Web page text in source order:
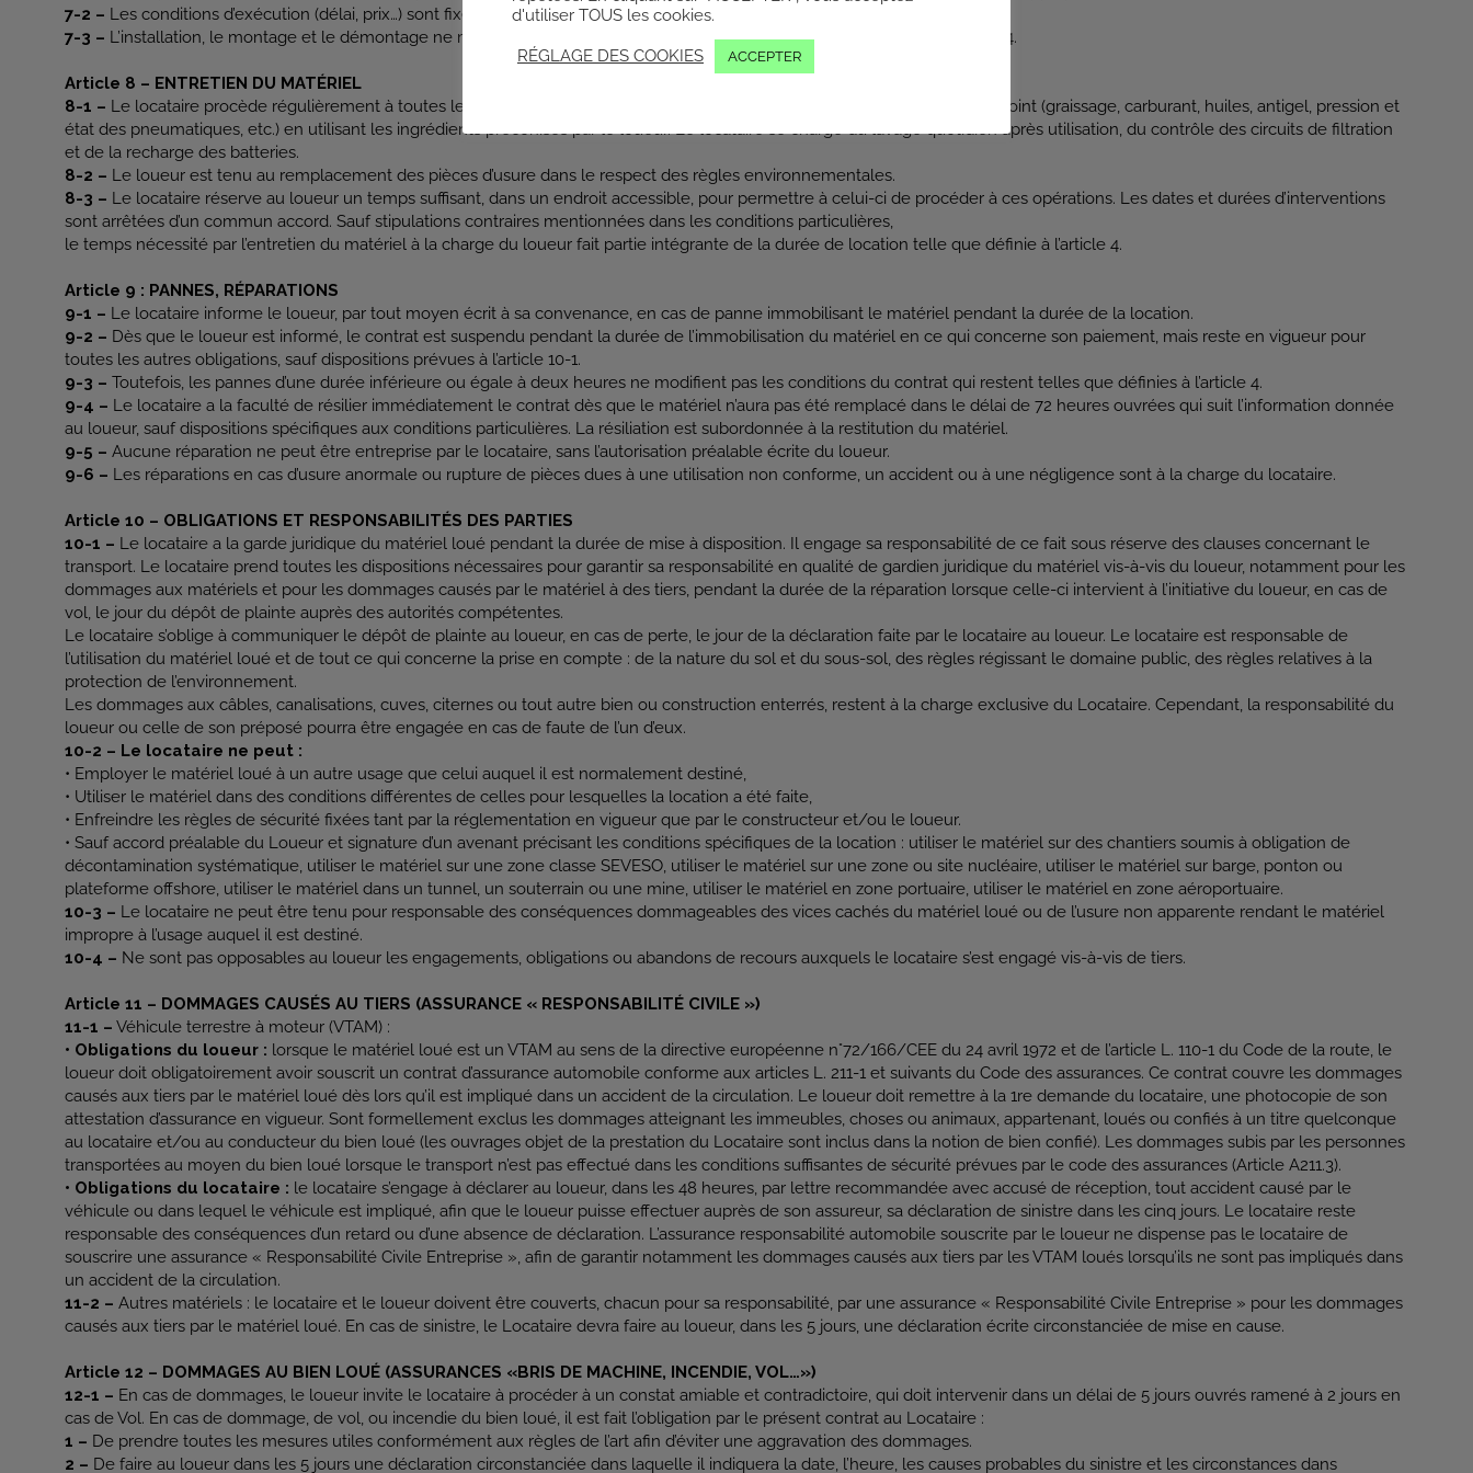
7-2 – Les conditions d’exécution (délai, prix…) sont fixées dans les conditions particulières.
7-3 – L’installation, le montage et le démontage ne modifient pas la durée de la location qui reste telle que définie à l’article 4.
Article 8 – ENTRETIEN DU MATÉRIEL
8-1 – Le locataire procède régulièrement à toutes les opérations courantes d’entretien, de nettoyage, de vérification et d’appoint (graissage, carburant, huiles, antigel, pression et
état des pneumatiques, etc.) en utilisant les ingrédients préconisés par le loueur. Le locataire se charge du lavage quotidien après utilisation, du contrôle des circuits de filtration
et de la recharge des batteries.
8-2 – Le loueur est tenu au remplacement des pièces d’usure dans le respect des règles environnementales.
8-3 – Le locataire réserve au loueur un temps suffisant, dans un endroit accessible, pour permettre à celui-ci de procéder à ces opérations. Les dates et durées d’interventions
sont arrêtées d’un commun accord. Sauf stipulations contraires mentionnées dans les conditions particulières,
le temps nécessité par l’entretien du matériel à la charge du loueur fait partie intégrante de la durée de location telle que définie à l’article 4.
Article 9 : PANNES, RÉPARATIONS
9-1 – Le locataire informe le loueur, par tout moyen écrit à sa convenance, en cas de panne immobilisant le matériel pendant la durée de la location.
9-2 – Dès que le loueur est informé, le contrat est suspendu pendant la durée de l’immobilisation du matériel en ce qui concerne son paiement, mais reste en vigueur pour
toutes les autres obligations, sauf dispositions prévues à l’article 10-1.
9-3 – Toutefois, les pannes d’une durée inférieure ou égale à deux heures ne modifient pas les conditions du contrat qui restent telles que définies à l’article 4.
9-4 – Le locataire a la faculté de résilier immédiatement le contrat dès que le matériel n’aura pas été remplacé dans le délai de 72 heures ouvrées qui suit l’information donnée
au loueur, sauf dispositions spécifiques aux conditions particulières. La résiliation est subordonnée à la restitution du matériel.
9-5 – Aucune réparation ne peut être entreprise par le locataire, sans l’autorisation préalable écrite du loueur.
9-6 – Les réparations en cas d’usure anormale ou rupture de pièces dues à une utilisation non conforme, un accident ou à une négligence sont à la charge du locataire.
Article 10 – OBLIGATIONS ET RESPONSABILITÉS DES PARTIES
10-1 – Le locataire a la garde juridique du matériel loué pendant la durée de mise à disposition. Il engage sa responsabilité de ce fait sous réserve des clauses concernant le
transport. Le locataire prend toutes les dispositions nécessaires pour garantir sa responsabilité en qualité de gardien juridique du matériel vis-à-vis du loueur, notamment pour les
dommages aux matériels et pour les dommages causés par le matériel à des tiers, pendant la durée de la réparation lorsque celle-ci intervient à l’initiative du loueur, en cas de
vol, le jour du dépôt de plainte auprès des autorités compétentes.
Le locataire s’oblige à communiquer le dépôt de plainte au loueur, en cas de perte, le jour de la déclaration faite par le locataire au loueur. Le locataire est responsable de
l’utilisation du matériel loué et de tout ce qui concerne la prise en compte : de la nature du sol et du sous-sol, des règles régissant le domaine public, des règles relatives à la
protection de l’environnement.
Les dommages aux câbles, canalisations, cuves, citernes ou tout autre bien ou construction enterrés, restent à la charge exclusive du Locataire. Cependant, la responsabilité du
loueur ou celle de son préposé pourra être engagée en cas de faute de l’un d’eux.
10-2 – Le locataire ne peut :
• Employer le matériel loué à un autre usage que celui auquel il est normalement destiné,
• Utiliser le matériel dans des conditions différentes de celles pour lesquelles la location a été faite,
• Enfreindre les règles de sécurité fixées tant par la réglementation en vigueur que par le constructeur et/ou le loueur.
• Sauf accord préalable du Loueur et signature d’un avenant précisant les conditions spécifiques de la location : utiliser le matériel sur des chantiers soumis à obligation de
décontamination systématique, utiliser le matériel sur une zone classe SEVESO, utiliser le matériel sur une zone ou site nucléaire, utiliser le matériel sur barge, ponton ou
plateforme offshore, utiliser le matériel dans un tunnel, un souterrain ou une mine, utiliser le matériel en zone portuaire, utiliser le matériel en zone aéroportuaire.
10-3 – Le locataire ne peut être tenu pour responsable des conséquences dommageables des vices cachés du matériel loué ou de l’usure non apparente rendant le matériel
impropre à l’usage auquel il est destiné.
10-4 – Ne sont pas opposables au loueur les engagements, obligations ou abandons de recours auxquels le locataire s’est engagé vis-à-vis de tiers.
Article 11 – DOMMAGES CAUSÉS AU TIERS (ASSURANCE « RESPONSABILITÉ CIVILE »)
11-1 – Véhicule terrestre à moteur (VTAM) :
• Obligations du loueur : lorsque le matériel loué est un VTAM au sens de la directive européenne n°72/166/CEE du 24 avril 1972 et de l’article L. 110-1 du Code de la route, le
loueur doit obligatoirement avoir souscrit un contrat d’assurance automobile conforme aux articles L. 211-1 et suivants du Code des assurances. Ce contrat couvre les dommages
causés aux tiers par le matériel loué dès lors qu’il est impliqué dans un accident de la circulation. Le loueur doit remettre à la 1re demande du locataire, une photocopie de son
attestation d’assurance en vigueur. Sont formellement exclus les dommages atteignant les immeubles, choses ou animaux, appartenant, loués ou confiés à un titre quelconque
au locataire et/ou au conducteur du bien loué (les ouvrages objet de la prestation du Locataire sont inclus dans la notion de bien confié). Les dommages subis par les personnes
transportées au moyen du bien loué lorsque le transport n’est pas effectué dans les conditions suffisantes de sécurité prévues par le code des assurances (Article A211.3).
• Obligations du locataire : le locataire s’engage à déclarer au loueur, dans les 48 heures, par lettre recommandée avec accusé de réception, tout accident causé par le
véhicule ou dans lequel le véhicule est impliqué, afin que le loueur puisse effectuer auprès de son assureur, sa déclaration de sinistre dans les cinq jours. Le locataire reste
responsable des conséquences d’un retard ou d’une absence de déclaration. L’assurance responsabilité automobile souscrite par le loueur ne dispense pas le locataire de
souscrire une assurance « Responsabilité Civile Entreprise », afin de garantir notamment les dommages causés aux tiers par les VTAM loués lorsqu’ils ne sont pas impliqués dans
un accident de la circulation.
11-2 – Autres matériels : le locataire et le loueur doivent être couverts, chacun pour sa responsabilité, par une assurance « Responsabilité Civile Entreprise » pour les dommages
causés aux tiers par le matériel loué. En cas de sinistre, le Locataire devra faire au loueur, dans les 5 jours, une déclaration écrite circonstanciée de mise en cause.
Article 12 – DOMMAGES AU BIEN LOUÉ (ASSURANCES «BRIS DE MACHINE, INCENDIE, VOL…»)
12-1 – En cas de dommages, le loueur invite le locataire à procéder à un constat amiable et contradictoire, qui doit intervenir dans un délai de 5 jours ouvrés ramené à 2 jours en
cas de Vol. En cas de dommage, de vol, ou incendie du bien loué, il est fait l’obligation par le présent contrat au Locataire :
1 – De prendre toutes les mesures utiles conformément aux règles de l’art afin d’éviter une aggravation des dommages.
2 – De faire au loueur dans les 5 jours une déclaration circonstanciée dans laquelle il indiquera la date, l’heure, les causes probables du sinistre et les circonstances dans
d'utiliser TOUS les cookies.
RÉGLAGE DES COOKIES ACCEPTER